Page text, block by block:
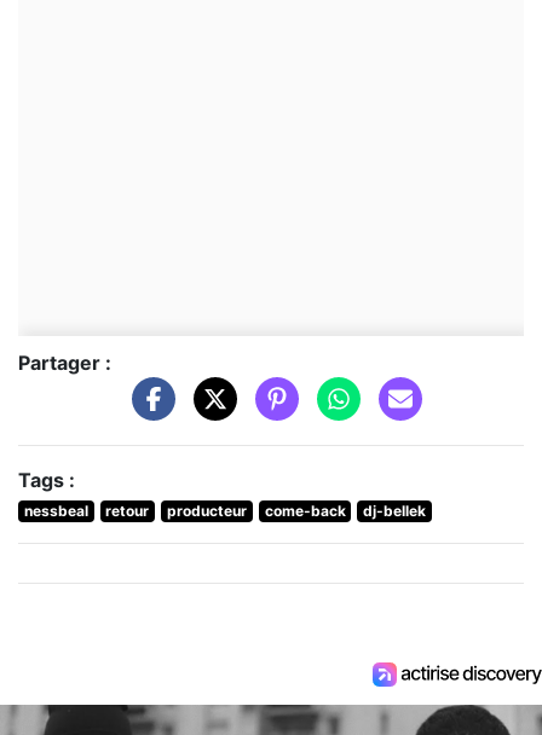
Partager :
Tags :
nessbeal retour producteur come-back dj-bellek